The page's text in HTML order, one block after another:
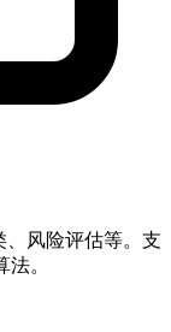
、风险评估等。支
。